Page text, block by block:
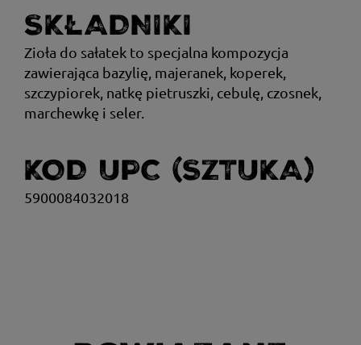
SKŁADNIKI
Zioła do sałatek to specjalna kompozycja
zawierająca bazylię, majeranek, koperek,
szczypiorek, natkę pietruszki, cebulę, czosnek,
marchewkę i seler.
KOD UPC (SZTUKA)
5900084032018